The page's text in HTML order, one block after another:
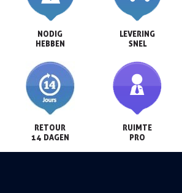
NODIG
HEBBEN
LEVERING
SNEL
RETOUR
14 DAGEN
RUIMTE
PRO